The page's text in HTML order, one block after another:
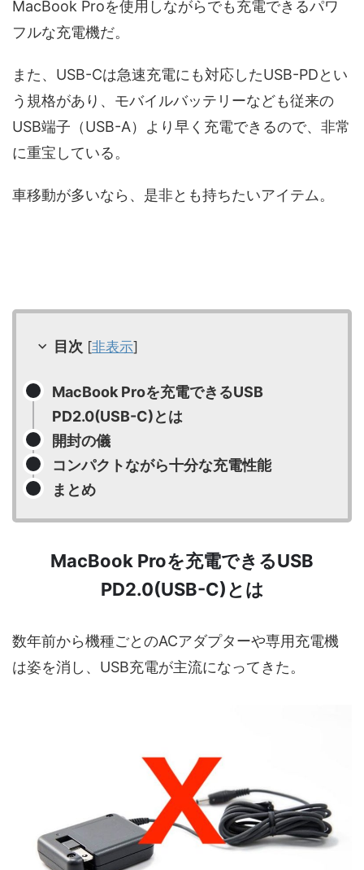
MacBook Proを使用しながらでも充電できるパワ
フルな充電機だ。
また、USB-Cは急速充電にも対応したUSB-PDとい
う規格があり、モバイルバッテリーなども従来の
USB端子（USB-A）より早く充電できるので、非常
に重宝している。
車移動が多いなら、是非とも持ちたいアイテム。
目次 [非表示]
MacBook Proを充電できるUSB
PD2.0(USB-C)とは
開封の儀
コンパクトながら十分な充電性能
まとめ
MacBook Proを充電できるUSB
PD2.0(USB-C)とは
数年前から機種ごとのACアダプターや専用充電機
は姿を消し、USB充電が主流になってきた。